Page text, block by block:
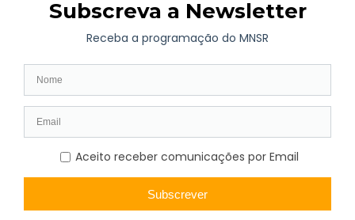
O Museu não possui estacionamento próprio mas nas
autocarros escolares podem parar em frente ao museu o tempo
motorista a hora para recolha dos passageiros.